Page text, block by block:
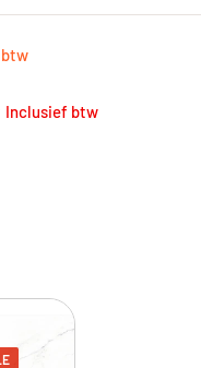
Inclusief btw